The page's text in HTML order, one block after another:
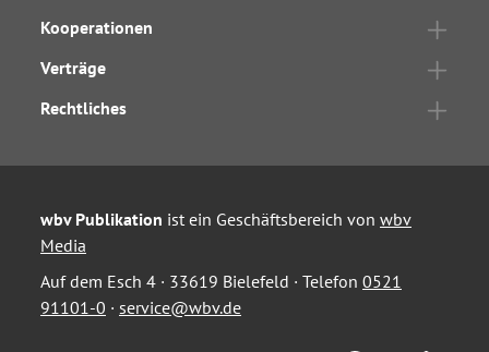
Kooperationen
Verträge
Rechtliches
wbv Publikation ist ein Geschäftsbereich von wbv
Media
Auf dem Esch 4 · 33619 Bielefeld · Telefon 0521
91101-0 · service@wbv.de